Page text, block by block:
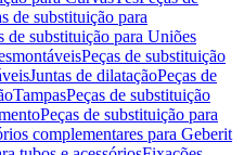
de substituição para
de substituição para Uniões
Peças de substituição
Juntas de dilataçãoPeças de
TampasPeças de substituição
Peças de substituição para
complementares para Geberit